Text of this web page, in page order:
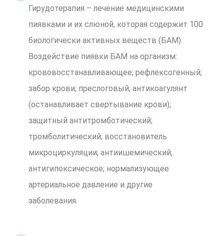
Гирудотерапия – лечение медицинскими
пиявками и их слюной, которая содержит 100
биологически активных веществ (БАМ).
Воздействие пиявки БАМ на организм:
крововосстанавливающее; рефлексогенный;
забор крови; преслоговый; антикоагулянт
(останавливает свертывание крови);
защитный антитромботический;
тромболитический; восстановитель
микроциркуляции; антиишемический;
антигипоксическое; нормализующее
артериальное давление и другие
заболевания.